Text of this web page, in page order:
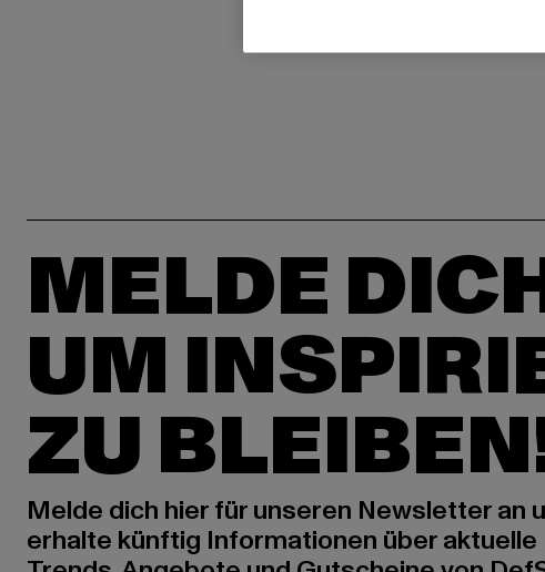
MELDE
UM
ZU
Melde dich hier für unseren Newsletter an
erhalte künftig Informationen über aktuelle